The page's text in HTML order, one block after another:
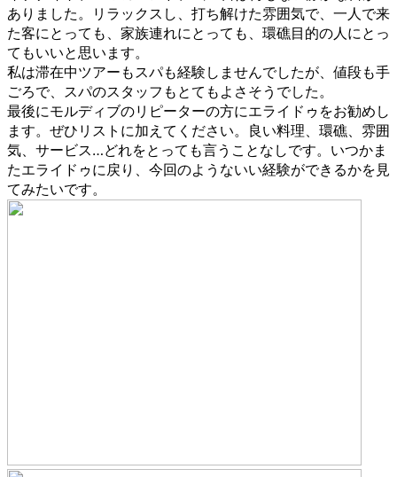
ありました。リラックスし、打ち解けた雰囲気で、一人で来
た客にとっても、家族連れにとっても、環礁目的の人にとっ
てもいいと思います。
私は滞在中ツアーもスパも経験しませんでしたが、値段も手
ごろで、スパのスタッフもとてもよさそうでした。
最後にモルディブのリピーターの方にエライドゥをお勧めし
ます。ぜひリストに加えてください。良い料理、環礁、雰囲
気、サービス…どれをとっても言うことなしです。いつかま
たエライドゥに戻り、今回のようないい経験ができるかを見
てみたいです。